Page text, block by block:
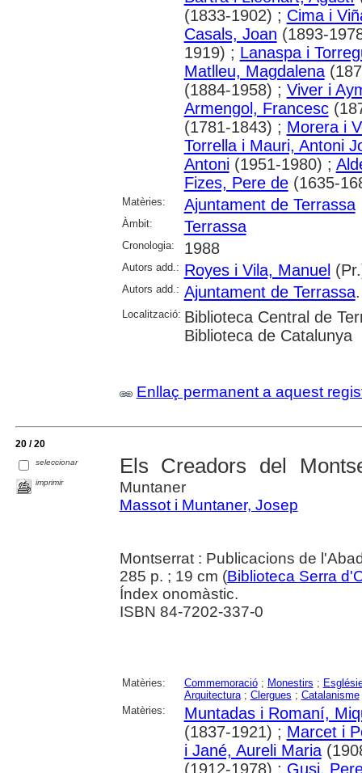
(1833-1902) ; Cima i
Casals, Joan (1893-
1919) ; Lanaspa i
Matlleu, Magdalena
(1884-1958) ; Viver i
Armengol, Francesc
(1781-1843) ; Morera i
Torrella i Mauri, Antoni
Antoni(1951-1980) ;
Fizes, Pere de(1635-
Matèries: Ajuntament de Terrassa
Àmbit: Terrassa
Cronologia: 1988
Autors add.: Royes i Vila, Manuel
Autors add.: Ajuntament de Terrassa
Localització: Biblioteca Central de
Biblioteca de Catalunya
Enllaç permanent a aquest
20 / 20
seleccionar
imprimir
Els Creadors del
Muntaner
Massot i Muntaner, Josep
Montserrat : Publicacions de
285 p. ; 19 cm (Biblioteca Serra
Índex onomàstic.
ISBN 84-7202-337-0
Matèries: Commemoració; Monestirs ;
Arquitectura; Clergues ; Catalanisme
Matèries:
Muntadas i Romaní,
(1837-1921) ; Marcet i
i Jané, Aureli Maria
(1912-1978) ; Gusi,